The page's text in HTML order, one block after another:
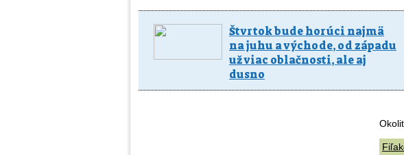
Štvrtok bude horúci najmä
na juhu a východe, od západu
už viac oblačnosti, ale aj
dusno